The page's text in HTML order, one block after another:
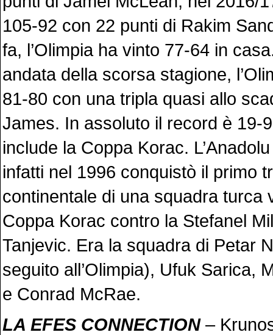
105-92 con 22 punti di Rakim
fa, l’Olimpia ha vinto 77-64 in
andata della scorsa stagione,
81-80 con una tripla quasi allo
James. In assoluto il record è 19-
include la Coppa Korac.
infatti nel 1996 conquistò il primo
continentale di una squadra turca
Coppa Korac contro la Stefanel
Tanjevic. Era la squadra di Petar
seguito all’Olimpia), Ufuk Sarica,
e Conrad McRae.
LA EFES CONNECTION–